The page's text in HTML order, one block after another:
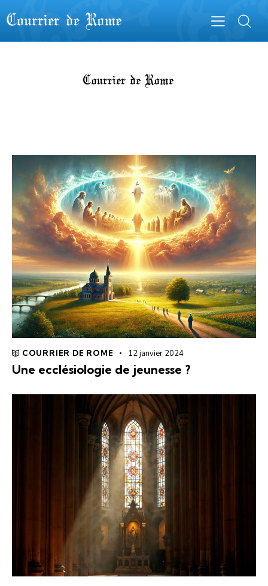
Courrier de Rome
COURRIER DE ROME 12 janvier 2024
Une ecclésiologie de jeunesse ?